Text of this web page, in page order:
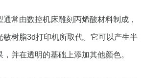
常由数控机床雕刻丙烯酸材料制成，
敏树脂3d打印机所取代。它可以产生半
并在透明的基础上添加其他颜色。